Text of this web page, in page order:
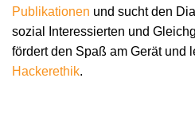
Publikationen und sucht den
sozial Interessierten und
fördert den Spaß am Gerät und
Hacker­ethik.